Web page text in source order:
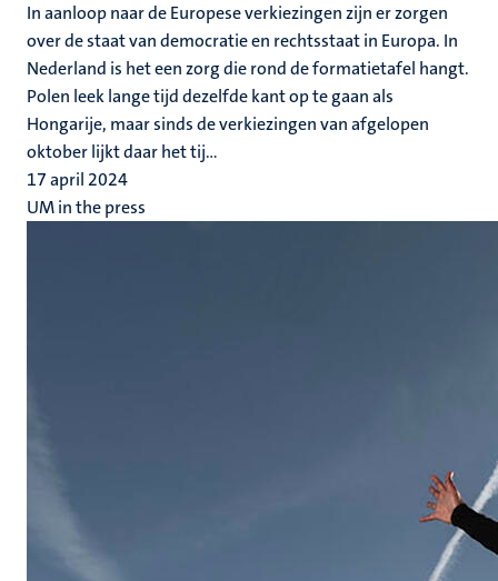
In aanloop naar de Europese verkiezingen zijn er zorgen
over de staat van democratie en rechtsstaat in Europa. In
Nederland is het een zorg die rond de formatietafel hangt.
Polen leek lange tijd dezelfde kant op te gaan als
Hongarije, maar sinds de verkiezingen van afgelopen
oktober lijkt daar het tij...
17 april 2024
UM in the press